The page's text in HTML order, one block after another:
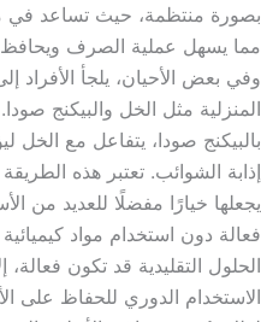
بصورة منتظمة، حيث تساعد في
مما يسهل عملية الصرف ويحافظ
وفي بعض الأحيان، يلجأ الأفراد
المنزلية مثل الخل والبيكنج
بالبيكنج صودا، يتفاعل مع
إذابة الشوائب. تعتبر هذه
يجعلها خيارًا مفضلًا للعديد من
فعالة دون استخدام مواد
الحلول التقليدية قد تكون فعالة،
الاستخدام الدوري للحفاظ على